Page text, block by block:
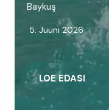
Baykuş
5. Juuni 2026
LOE EDASI